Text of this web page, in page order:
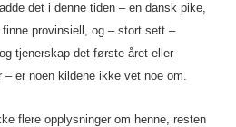
det i denne tiden – en dansk pike,
provinsiell, og – stort sett –
tjenerskap det første året eller
– er noen kildene ikke vet noe om.
flere opplysninger om henne, resten